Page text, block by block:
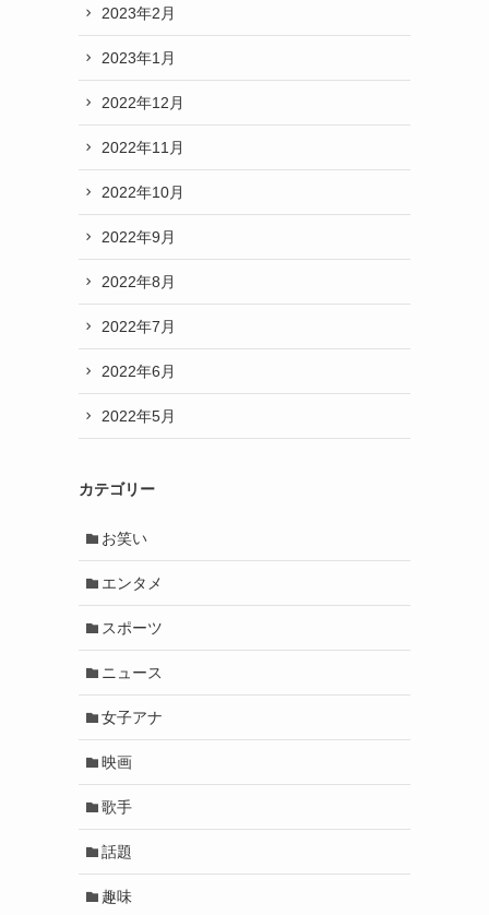
2023年2月
2023年1月
2022年12月
2022年11月
2022年10月
2022年9月
2022年8月
2022年7月
2022年6月
2022年5月
カテゴリー
お笑い
エンタメ
スポーツ
ニュース
女子アナ
映画
歌手
話題
趣味